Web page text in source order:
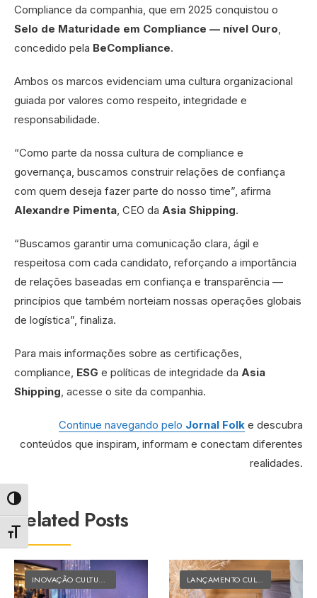
Alternar alto contraste
Alternar tamanho da fonte
Compliance da companhia, que em 2025 conquistou o
Selo de Maturidade em Compliance — nível Ouro
concedido pela BeCompliance.
Ambos os marcos evidenciam uma cultura organizacional
guiada por valores como respeito, integridade e
responsabilidade.
“Como parte da nossa cultura de compliance e
governança, buscamos construir relações de confiança
com quem deseja fazer parte do nosso time”, afirma
Alexandre Pimenta , CEO da Asia Shipping.
“Buscamos garantir uma comunicação clara, ágil e
respeitosa com cada candidato, reforçando a importância
de relações baseadas em confiança e transparência —
princípios que também norteiam nossas operações globais
de logística”, finaliza.
Para mais informações sobre as certificações,
compliance, ESG e políticas de integridade da Asia
Shipping , acesse o site da companhia.
Continue navegando pelo Jornal Folk e descubra
conteúdos que inspiram, informam e conectam diferentes
realidades.
Related Posts
INOVAÇÃO CULTURAL MATÉRIAS DO FOLK LANÇAMENTO CULTURAL •